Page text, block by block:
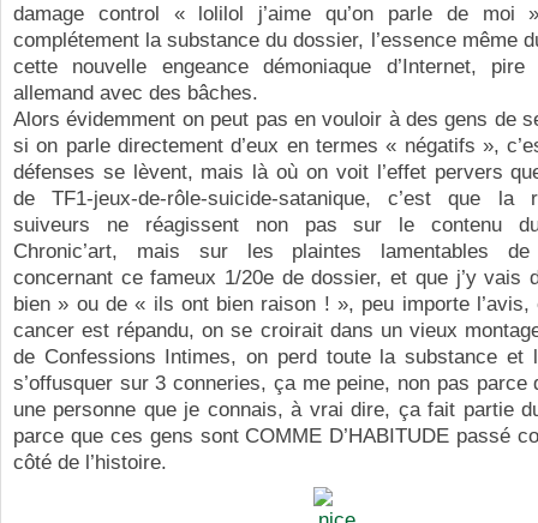
damage control « lolilol j’aime qu’on parle de moi
complétement la substance du dossier, l’essence même
cette nouvelle engeance démoniaque d’Internet,
allemand avec des bâches.
Alors évidemment on peut pas en vouloir à des gens de
si on parle directement d’eux en termes « négatifs »,
défenses se lèvent, mais là où on voit l’effet pervers
de TF1-jeux-de-rôle-suicide-satanique, c’est que la
suiveurs ne réagissent non pas sur le contenu
Chronic’art, mais sur les plaintes lamentables de
concernant ce fameux 1/20e de dossier, et que j’y vais
bien » ou de « ils ont bien raison ! », peu importe l’avis,
cancer est répandu, on se croirait dans un vieux
de Confessions Intimes, on perd toute la substance et
s’offusquer sur 3 conneries, ça me peine, non pas parce
une personne que je connais, à vrai dire, ça fait partie
parce que ces gens sont COMME D’HABITUDE passé
côté de l’histoire.